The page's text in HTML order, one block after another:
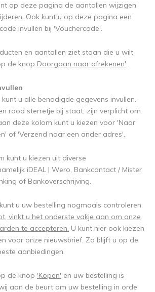
op deze pagina de aantallen wijzigen
Ook kunt u op deze pagina een
invullen bij 'Vouchercode'.
en aantallen ziet staan die u wilt
de knop Doorgaan naar afrekenen'.
u alle benodigde gegevens invullen.
rood sterretje bij staat, zijn verplicht om
deze kolom kunt u kiezen voor 'Naar
of 'Verzend naar een ander adres'.
kunt u kiezen uit diverse
iDEAL | Wero, Bankcontact / Mister
of Bankoverschrijving.
u uw bestelling nogmaals controleren.
vinkt u het onderste vakje aan om onze
te accepteren. U kunt hier ook kiezen
voor onze nieuwsbrief. Zo blijft u op de
aanbiedingen.
de knop 'Kopen' en uw bestelling is
aan de beurt om uw bestelling in orde